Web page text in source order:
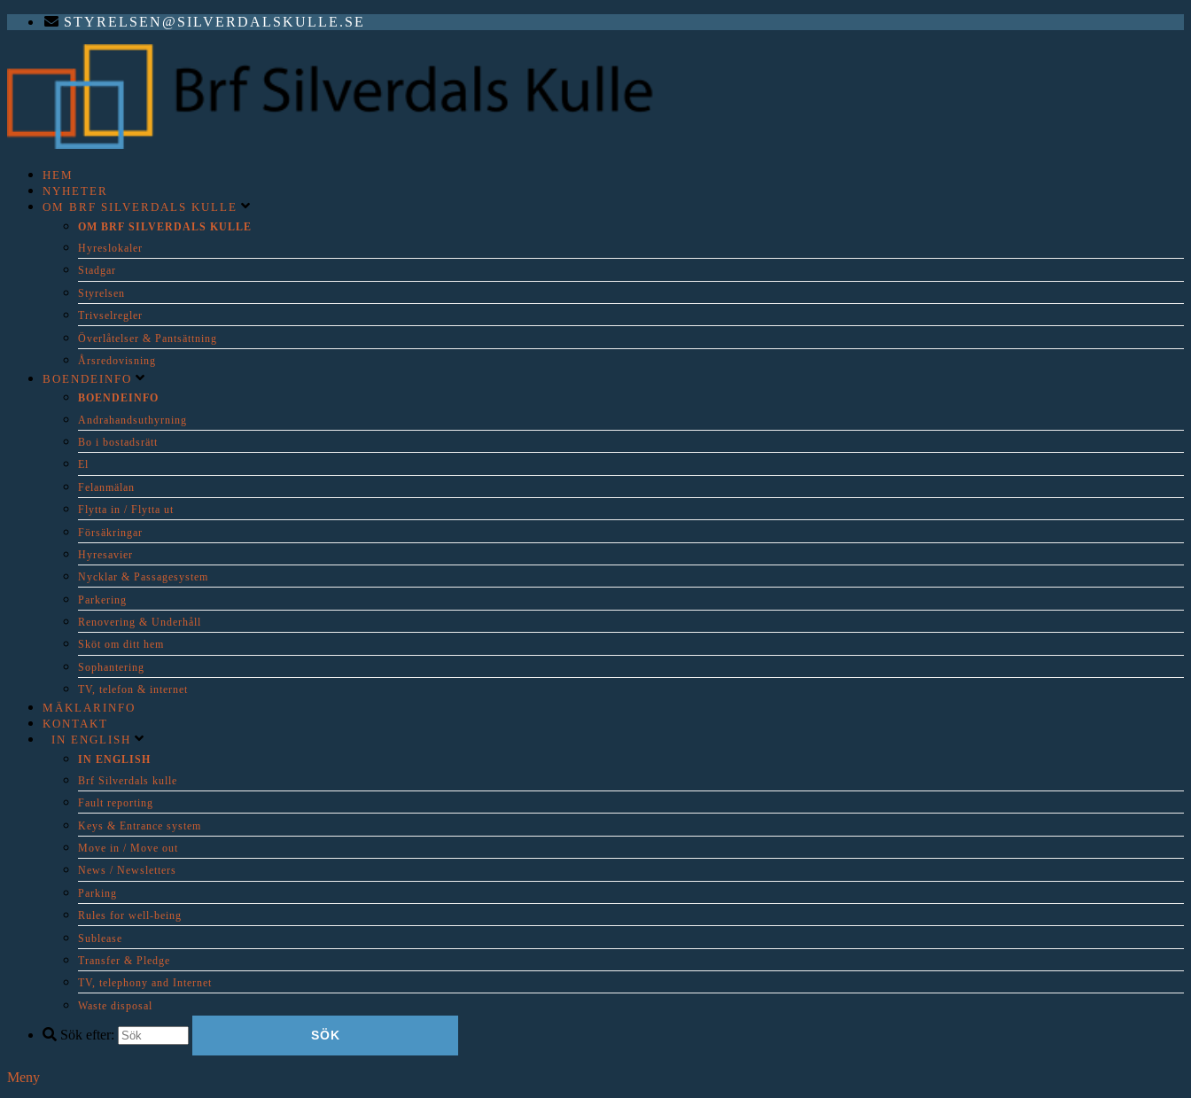
STYRELSEN@SILVERDALSKULLE.SE
HEM
NYHETER
OM BRF SILVERDALS KULLE
OM BRF SILVERDALS KULLE
Hyreslokaler
Stadgar
Styrelsen
Trivselregler
Överlåtelser & Pantsättning
Årsredovisning
BOENDEINFO
BOENDEINFO
Andrahandsuthyrning
Bo i bostadsrätt
El
Felanmälan
Flytta in / Flytta ut
Försäkringar
Hyresavier
Nycklar & Passagesystem
Parkering
Renovering & Underhåll
Sköt om ditt hem
Sophantering
TV, telefon & internet
MÄKLARINFO
KONTAKT
IN ENGLISH
IN ENGLISH
Brf Silverdals kulle
Fault reporting
Keys & Entrance system
Move in / Move out
News / Newsletters
Parking
Rules for well-being
Sublease
Transfer & Pledge
TV, telephony and Internet
Waste disposal
Sök efter:
Meny